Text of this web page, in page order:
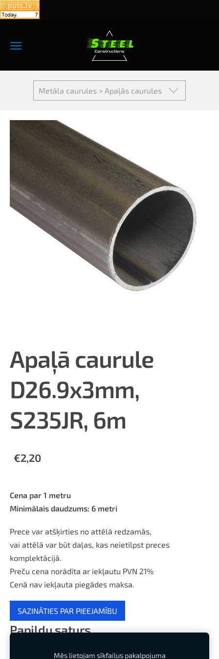
Metāla caurules > Apaļās caurules
Papildu saturs
Apaļā caurule
D26.9x3mm,
S235JR, 6m
€2,20
Cena par 1 metru
Minimālais daudzums: 6 metri
Prece var atšķirties no attēlā redzamās,
vai attēlā var būt daļas, kas neietilpst preces
komplektācijā.
Preču cena norādīta ar iekļautu PVN 21%
Cenā nav iekļauta piegādes maksa.
SAZINĀTIES PAR PIEEJAMĪBU
Mēs lietojam sīkfailus pakalpojuma